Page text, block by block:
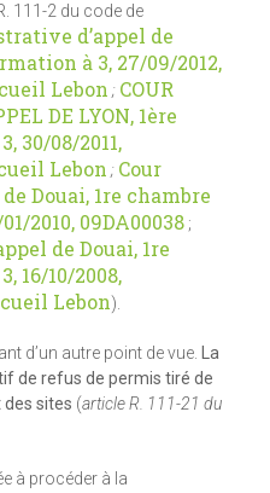
111-2 du code de
d’appel de
à 3, 27/09/2012,
Lebon ; COUR
DE LYON, 1ère
30/08/2011,
Lebon ; Cour
Douai, 1re chambre
2010, 09DA00038 ;
de Douai, 1re
16/10/2008,
Lebon).
d’un autre point de vue.
La
de refus de permis tiré de
des sites (article R. 111-21 du
à procéder à la